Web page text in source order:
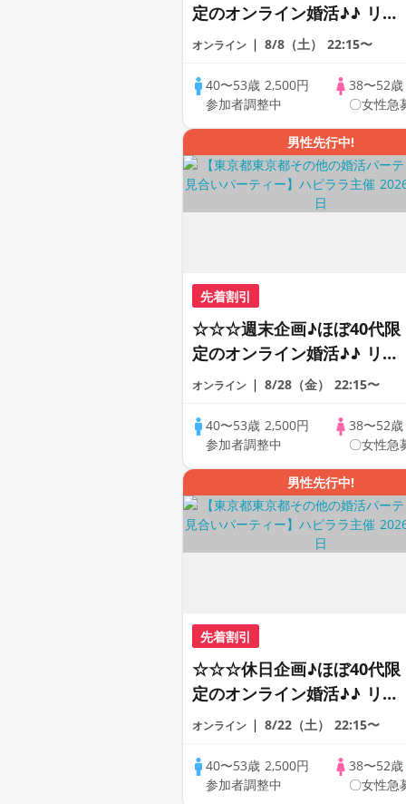
定のオンライン婚活♪♪ リモ
ートの出会い応援♪♪ おうち
の方が対象☆ 司会進行あり
♪♪ THE 41s ONLINE
PARTY!!
オンライン 8/8（土） 22:15〜
40〜53歳 2,500円
参加者調整中
38〜52歳
〇女性急
男性先行中!
先着割引
☆☆☆週末企画♪ほぼ40代限
定のオンライン婚活♪♪ リモ
ートの出会い応援♪♪ おうち
の方が対象☆ 司会進行あり
♪♪ THE 43s ONLINE
PARTY!!
オンライン 8/28（金） 22:15〜
40〜53歳 2,500円
参加者調整中
38〜52歳
〇女性急
男性先行中!
先着割引
☆☆☆休日企画♪ほぼ40代限
定のオンライン婚活♪♪ リモ
ートの出会い応援♪♪ おうち
の方が対象☆ 司会進行あり
♪♪ THE 43s ONLINE
オンライン 8/22（土） 22:15〜
40〜53歳 2,500円
参加者調整中
38〜52歳
〇女性急